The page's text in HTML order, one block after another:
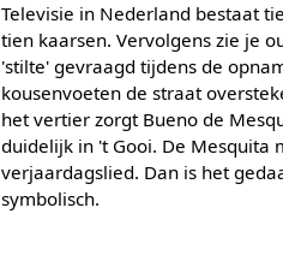
Televisie in Nederland bestaat
tien kaarsen. Vervolgens zie je
'stilte' gevraagd tijdens de
kousenvoeten de straat
het vertier zorgt Bueno de
duidelijk in 't Gooi. De Mesquita
verjaardagslied. Dan is het
symbolisch.